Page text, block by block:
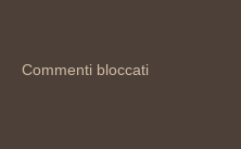
Commenti bloccati